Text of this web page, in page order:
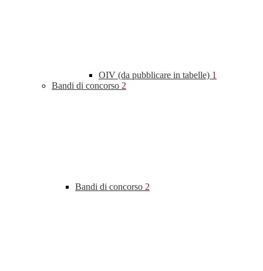
OIV (da pubblicare in tabelle) 1
Bandi di concorso 2
Bandi di concorso 2